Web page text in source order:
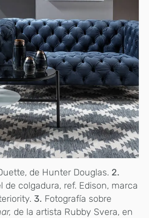
de Hunter Douglas. 2.
de colgadura, ref. Edison, marca
3. Fotografía sobre
de la artista Rubby Svera, en